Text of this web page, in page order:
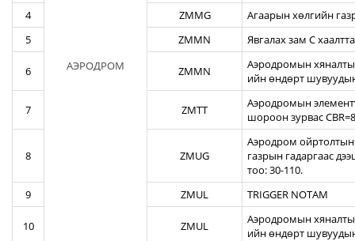
АЭРОДРОМ
4 ZMMG
Агаарын хөлгийн
5
ZMMN Явгалах зам С
6 ZMMN
Аэродромын
ийн өндөрт
7 ZMTT
Аэродромын
шороон зурвас
8 ZMUG
Аэродром ойртолтын
газрын гадаргаас
тоо: 30-110.
9
ZMUL TRIGGER NOTAM
10 ZMUL
Аэродромын
ийн өндөрт